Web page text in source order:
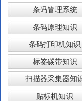
条码管理系统
条码原理知识
条码打印机知识
标签碳带知识
扫描器采集器知
贴标机知识